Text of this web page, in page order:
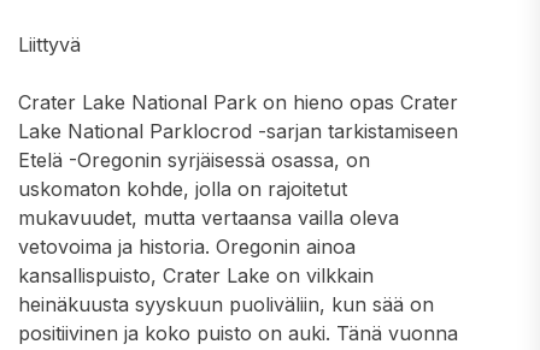
Liittyvä
Crater Lake National Park on hieno opas Crater
Lake National Parklocrod -sarjan tarkistamiseen
Etelä -Oregonin syrjäisessä osassa, on
uskomaton kohde, jolla on rajoitetut
mukavuudet, mutta vertaansa vailla oleva
vetovoima ja historia. Oregonin ainoa
kansallispuisto, Crater Lake on vilkkain
heinäkuusta syyskuun puoliväliin, kun sää on
positiivinen ja koko puisto on auki. Tänä vuonna